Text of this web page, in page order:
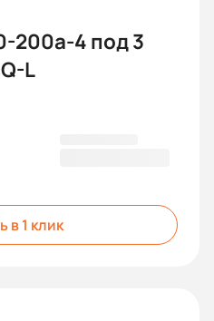
200а-4 под 3
L
в 1 клик